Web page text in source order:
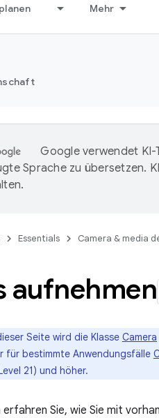
Mehr
Google verwendet KI-
Sprache zu übersetzen.
Essentials Camera & media
aufnehmen
Seite wird die Klasse Camera
für bestimmte Anwendungsfälle
21) und höher.
Sie, wie Sie mit